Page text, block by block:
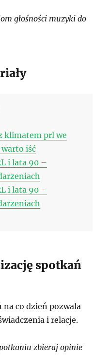
głośności muzyki do
klimatem prl we
iść
i lata 90 –
i lata 90 –
spotkań
na co dzień pozwala
i relacje.
zbieraj opinie